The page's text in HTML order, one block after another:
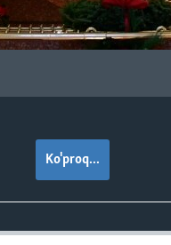
Ko'proq...